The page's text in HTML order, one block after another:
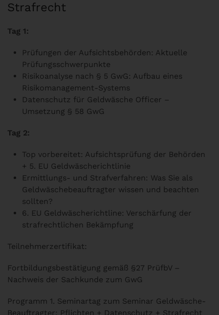
Strafrecht
Tag 1:
Prüfungen der Aufsichtsbehörden: Aktuelle
Prüfungsschwerpunkte
Risikoanalyse nach § 5 GwG: Aufbau eines
Risikomanagement-Systems
Datenschutz für Geldwäsche Officer –
Umsetzung § 58 GwG
Tag 2:
Top vorbereitet: Aufsichtsprüfung der Behörden
+ 5. EU Geldwäscherichtlinie
Ermittlungs- und Strafverfahren: Was Sie als
Geldwäschebeauftragter wissen und beachten
sollten?
6. EU Geldwäscherichtline: Verschärfung der
strafrechtlichen Bekämpfung
Teilnehmerzertifikat:
Fortbildungsbestätigung gemäß §27 PrüfbV –
Nachweis der Sachkunde zum GwG
Programm 1. Seminartag zum Seminar Geldwäsche-
Beauftragter: Pflichten + Datenschutz + Strafrecht